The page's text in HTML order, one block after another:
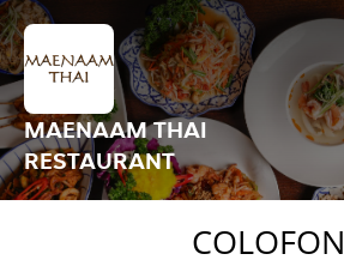
MAENAAM THAI
RESTAURANT
COLOFON